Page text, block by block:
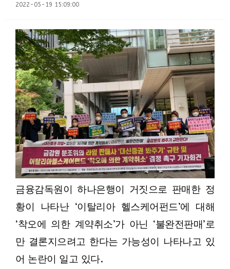
2022-05-19 15:09:00
금융감독원이 하나은행이 거짓으로 판매한 정
황이 나타난 ‘이탈리아 헬스케어펀드’에 대해
‘착오에 의한 계약취소’가 아닌 ‘불완전판매’로
만 결론지으려고 한다는 가능성이 나타나고 있
어 논란이 일고 있다.